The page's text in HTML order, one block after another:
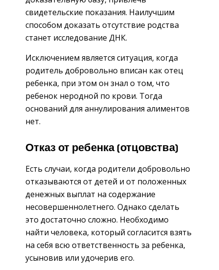
свидетельские показания. Наилучшим
способом доказать отсутствие родства
станет исследование ДНК.
Исключением является ситуация, когда
родитель добровольно вписан как отец
ребенка, при этом он знал о том, что
ребенок неродной по крови. Тогда
оснований для аннулирования алиментов
нет.
Отказ от ребенка (отцовства)
Есть случаи, когда родители добровольно
отказываются от детей и от положенных
денежных выплат на содержание
несовершеннолетнего. Однако сделать
это достаточно сложно. Необходимо
найти человека, который согласится взять
на себя всю ответственность за ребенка,
усыновив или удочерив его.